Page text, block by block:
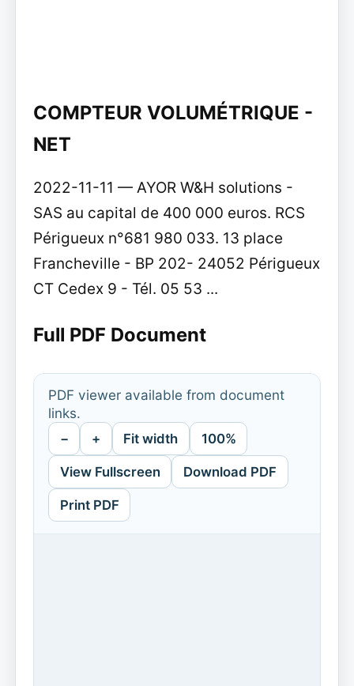
COMPTEUR VOLUMÉTRIQUE -
NET
2022-11-11 — AYOR W&H solutions -
SAS au capital de 400 000 euros. RCS
Périgueux n°681 980 033. 13 place
Francheville - BP 202- 24052 Périgueux
CT Cedex 9 - Tél. 05 53 ...
Full PDF Document
PDF viewer available from document
links.
− + Fit width 100%
View Fullscreen Download PDF
Print PDF